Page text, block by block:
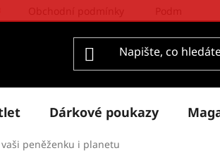
Dárkové poukazy
peněženku i planetu